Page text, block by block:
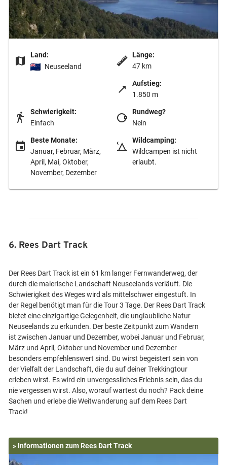
Land:
Neuseeland
Länge:
47 km
Aufstieg:
1.850 m
Schwierigkeit:
Einfach
Rundweg?
Nein
Beste Monate:
Januar, Februar, März,
April, Mai, Oktober,
November, Dezember
Wildcamping:
Wildcampen ist nicht
erlaubt.
6. Rees Dart Track
Der Rees Dart Track ist ein 61 km langer Fernwanderweg, der
durch die malerische Landschaft Neuseelands verläuft. Die
Schwierigkeit des Weges wird als mittelschwer eingestuft. In
der Regel benötigt man für die Tour 3 Tage. Der Rees Dart Track
bietet eine einzigartige Gelegenheit, die unglaubliche Natur
Neuseelands zu erkunden. Der beste Zeitpunkt zum Wandern
ist zwischen Januar und Dezember, wobei Januar und Februar,
März und April, Oktober und November und Dezember
besonders empfehlenswert sind. Du wirst begeistert sein von
der Vielfalt der Landschaft, die du auf deiner Trekkingtour
erleben wirst. Es wird ein unvergessliches Erlebnis sein, das du
nie vergessen wirst. Also, worauf wartest du noch? Pack deine
Sachen und erlebe die Weitwanderung auf dem Rees Dart
» Informationen zum Rees Dart Track